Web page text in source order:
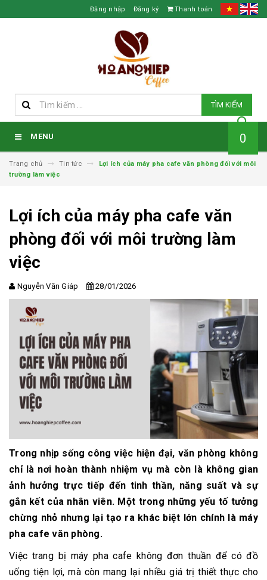
Đăng nhập Đăng ký Thanh toán
TÌM KIẾM
MENU 0
Trang chủ Tin tức
Lợi ích của máy pha cafe văn phòng đối với môi
trường làm việc
Lợi ích của máy pha cafe văn
phòng đối với môi trường làm
việc
Nguyễn Văn Giáp 28/01/2026
Trong nhịp sống công việc hiện đại, văn phòng không
chỉ là nơi hoàn thành nhiệm vụ mà còn là không gian
ảnh hưởng trực tiếp đến tinh thần, năng suất và sự
gắn kết của nhân viên. Một trong những yếu tố tưởng
chừng nhỏ nhưng lại tạo ra khác biệt lớn chính là máy
pha cafe văn phòng.
Việc trang bị máy pha cafe không đơn thuần để có đồ
uống tiện lợi, mà còn mang lại nhiều giá trị thiết thực cho